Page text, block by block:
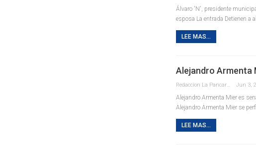
Álvaro 'N', presidente
esposa La entrada Detienen a
LEE MAS...
Alejandro Armenta
Jun 3,
Alejandro Armenta Mier es
Alejandro Armenta Mier se
LEE MAS...